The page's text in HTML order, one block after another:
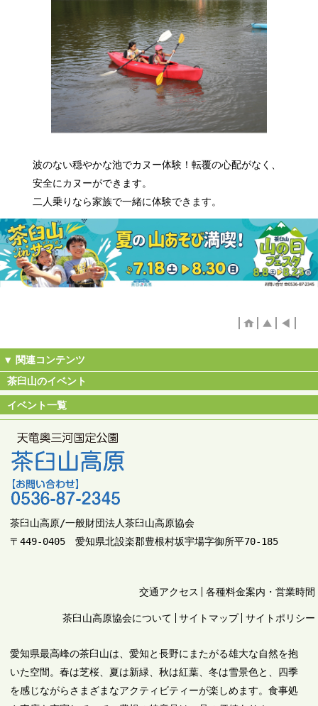
波のない穏やかな池でカヌー体験！転覆の心配がなく、
安全にカヌーができます。
二人乗りなら家族で一緒に体験できます。
茶臼山のイベント
イベント一覧
茶臼山高原/一般財団法人茶臼山高原協会
〒449-0405 愛知県北設楽郡豊根村坂宇場字御所平70-185
交通アクセス 各種料金案内・営業時間
茶臼山高原協会について サイトマップ サイトポリシー
愛知県最高峰の茶臼山は、愛知と長野にまたがる雄大な自然を抱
いた空間。春は芝桜、夏は新緑、秋は紅葉、冬は雪景色と、四季
を感じながらさまざまなアクティビティーが楽しめます。食事処